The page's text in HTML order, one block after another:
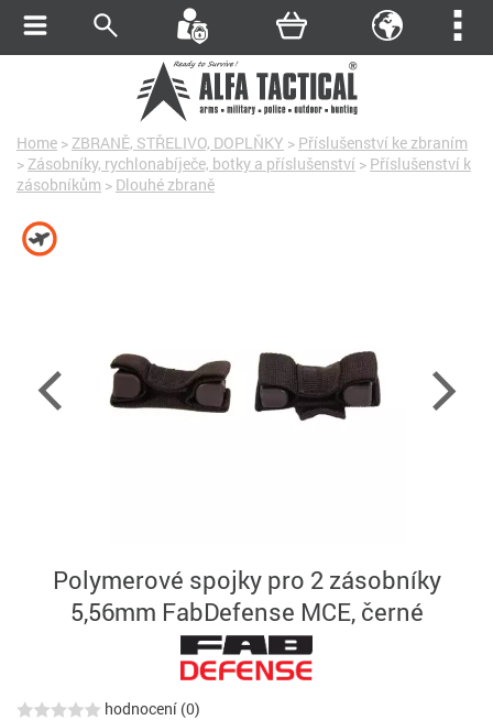
Home > ZBRANĚ, STŘELIVO, DOPLŇKY > Příslušenství ke zbraním
> Zásobníky, rychlonabíječe, botky a příslušenství > Příslušenství k
zásobníkům > Dlouhé zbraně
Polymerové spojky pro 2 zásobníky
5,56mm FabDefense MCE, černé
hodnocení (0)